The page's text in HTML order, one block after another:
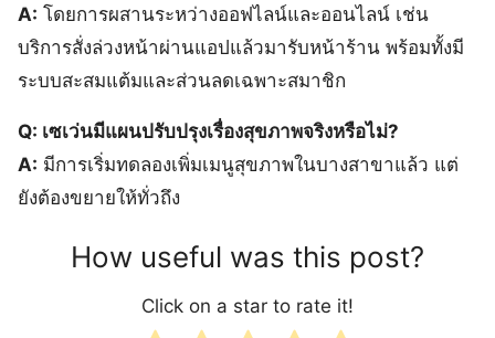
A: โดยการผสานระหว่างออฟไลน์และออนไลน์ เช่น
บริการสั่งล่วงหน้าผ่านแอปแล้วมารับหน้าร้าน พร้อมทั้งมี
ระบบสะสมแต้มและส่วนลดเฉพาะสมาชิก
Q: เซเว่นมีแผนปรับปรุงเรื่องสุขภาพจริงหรือไม่?
A: มีการเริ่มทดลองเพิ่มเมนูสุขภาพในบางสาขาแล้ว แต่
ยังต้องขยายให้ทั่วถึง
How useful was this post?
Click on a star to rate it!